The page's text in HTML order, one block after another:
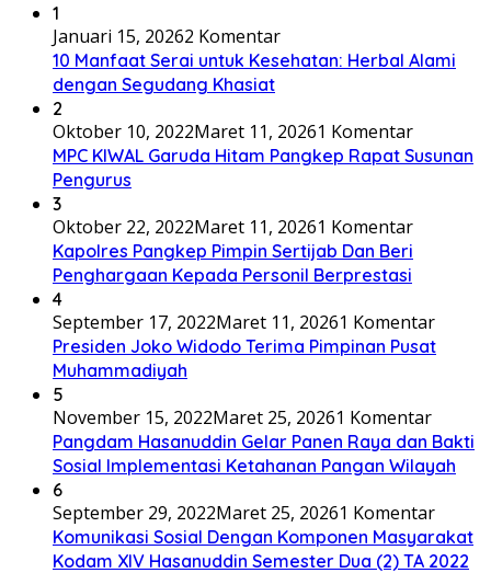
1
Januari 15, 20262 Komentar
10 Manfaat Serai untuk Kesehatan: Herbal Alami
dengan Segudang Khasiat
2
Oktober 10, 2022Maret 11, 20261 Komentar
MPC KIWAL Garuda Hitam Pangkep Rapat Susunan
Pengurus
3
Oktober 22, 2022Maret 11, 20261 Komentar
Kapolres Pangkep Pimpin Sertijab Dan Beri
Penghargaan Kepada Personil Berprestasi
4
September 17, 2022Maret 11, 20261 Komentar
Presiden Joko Widodo Terima Pimpinan Pusat
Muhammadiyah
5
November 15, 2022Maret 25, 20261 Komentar
Pangdam Hasanuddin Gelar Panen Raya dan Bakti
Sosial Implementasi Ketahanan Pangan Wilayah
6
September 29, 2022Maret 25, 20261 Komentar
Komunikasi Sosial Dengan Komponen Masyarakat
Kodam XIV Hasanuddin Semester Dua (2) TA 2022